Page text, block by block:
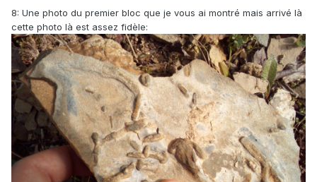
8: Une photo du premier bloc que je vous ai montré mais arrivé là
cette photo là est assez fidèle: